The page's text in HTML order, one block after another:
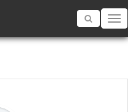
Toggle